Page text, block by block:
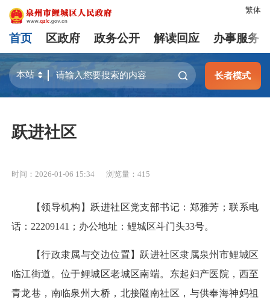
繁体
首页 区政府 政务公开 解读回应 办事服务
长者模式
跃进社区
时间：2026-01-06 15:34 浏览量： 415
【领导机构】跃进社区党支部书记：郑雅芳；联系电
话：22209141；办公地址：鲤城区斗门头33号。
【行政隶属与交边位置】跃进社区隶属泉州市鲤城区
临江街道。位于鲤城区老城区南端。东起妇产医院，西至
青龙巷，南临泉州大桥，北接隘南社区，与供奉海神妈祖